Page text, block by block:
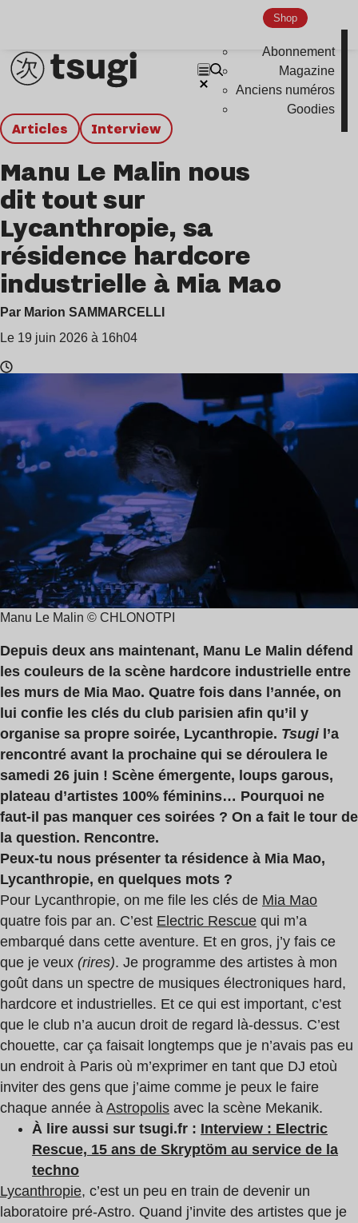
Shop
Abonnement
Magazine
Anciens numéros
Goodies
Articles interview
Manu Le Malin nous
dit tout sur
Lycanthropie, sa
résidence hardcore
industrielle à Mia Mao
Par Marion SAMMARCELLI
Le 19 juin 2026 à 16h04
lecture
min
Manu Le Malin © CHLONOTPI
Depuis deux ans maintenant, Manu Le Malin défend
les couleurs de la scène hardcore industrielle entre
les murs de Mia Mao. Quatre fois dans l’année, on
lui confie les clés du club parisien afin qu’il y
organise sa propre soirée, Lycanthropie. Tsugil’a
rencontré avant la prochaine qui se déroulera le
samedi 26 juin ! Scène émergente, loups garous,
plateau d’artistes 100% féminins… Pourquoi ne
faut-il pas manquer ces soirées ? On a fait le tour de
la question. Rencontre.
Peux-tu nous présenter ta résidence à Mia Mao,
Lycanthropie, en quelques mots ?
Pour Lycanthropie, on me file les clés de Mia Mao
quatre fois par an. C’est Electric Rescue qui m’a
embarqué dans cette aventure. Et en gros, j’y fais ce
que je veux (rires). Je programme des artistes à mon
goût dans un spectre de musiques électroniques hard,
hardcore et industrielles. Et ce qui est important, c’est
que le club n’a aucun droit de regard là-dessus. C’est
chouette, car ça faisait longtemps que je n’avais pas eu
un endroit à Paris où m’exprimer en tant que DJ etoù
inviter des gens que j’aime comme je peux le faire
chaque année à Astropolis avec la scène Mekanik.
À lire aussi sur tsugi.fr : Interview : Electric
Rescue, 15 ans de Skryptöm au service de la
techno
Lycanthropie, c’est un peu en train de devenir un
laboratoire pré-Astro. Quand j’invite des artistes que je